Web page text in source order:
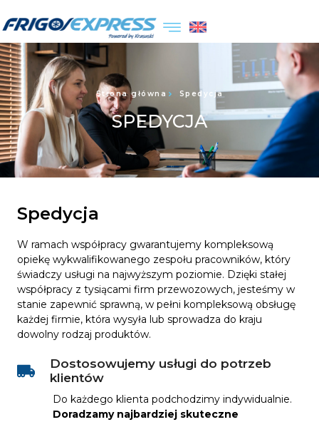
Strona główna Spedycja
SPEDYCJA
Spedycja
W ramach współpracy gwarantujemy kompleksową
opiekę wykwalifikowanego zespołu pracowników, który
świadczy usługi na najwyższym poziomie. Dzięki stałej
współpracy z tysiącami firm przewozowych, jesteśmy w
stanie zapewnić sprawną, w pełni kompleksową obsługę
każdej firmie, która wysyła lub sprowadza do kraju
dowolny rodzaj produktów.
Dostosowujemy usługi do potrzeb
klientów
Do każdego klienta podchodzimy indywidualnie.
Doradzamy najbardziej skuteczne